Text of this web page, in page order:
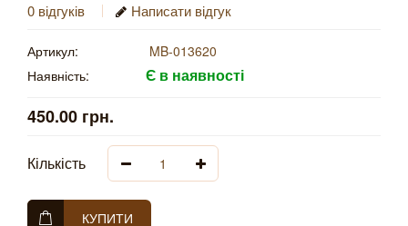
0 відгуків Написати відгук
Артикул:
MB-013620
Наявність:
Є в наявності
450.00 грн.
Кількість
КУПИТИ